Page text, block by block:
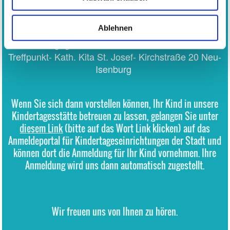
Ablehnen
der offenen Tür kommen. Wir stellen Ihnen bei dieser
Gelegenheit unsere Einrichtung vor. Gerne
beantworten wir Ihre Fragen und hören Ihre Anliegen.
An den angegebenen Terminen immer um16 Uhr.
Treffpunkt- Kath. Kita St. Josef- Kirchstraße 20 Neu-
Isenburg
Wenn Sie sich dann vorstellen können, Ihr Kind in unsere
Kindertagesstätte betreuen zu lassen, gelangen Sie unter
diesem Link(bitte auf das Wort Link klicken) auf das
Anmeldeportal für Kindertageseinrichtungen der Stadt und
können dort die Anmeldung für Ihr Kind vornehmen. Ihre
Anmeldung wird uns dann automatisch zugestellt.
Wir freuen uns von Ihnen zu hören.